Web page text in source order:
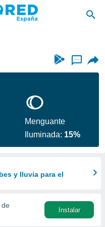
...
Menguante
Iluminada: 15%
y lluvia para el
de
Instalar